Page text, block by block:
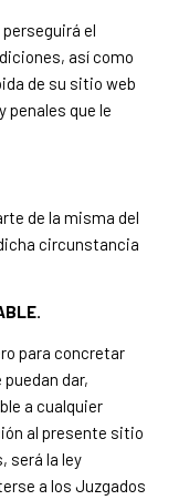
el
así como
de su sitio web
penales que le
de la misma del
circunstancia
para concretar
dar,
a cualquier
al presente sitio
será la ley
a los Juzgados